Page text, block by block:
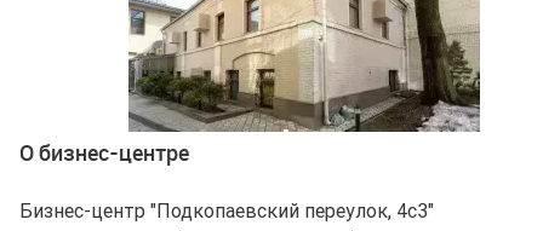
О бизнес-центре
Бизнес-центр "Подкопаевский переулок, 4с3"